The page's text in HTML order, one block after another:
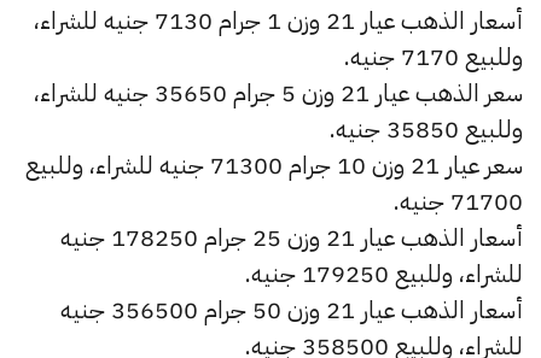
أسعار الذهب عيار 21 وزن 1 جرام 7130 جنيه للشراء،
وللبيع 7170 جنيه.
سعر الذهب عيار 21 وزن 5 جرام 35650 جنيه للشراء،
وللبيع 35850 جنيه.
سعر عيار 21 وزن 10 جرام 71300 جنيه للشراء، وللبيع
71700 جنيه.
أسعار الذهب عيار 21 وزن 25 جرام 178250 جنيه
للشراء، وللبيع 179250 جنيه.
أسعار الذهب عيار 21 وزن 50 جرام 356500 جنيه
للشراء، وللبيع 358500 جنيه.